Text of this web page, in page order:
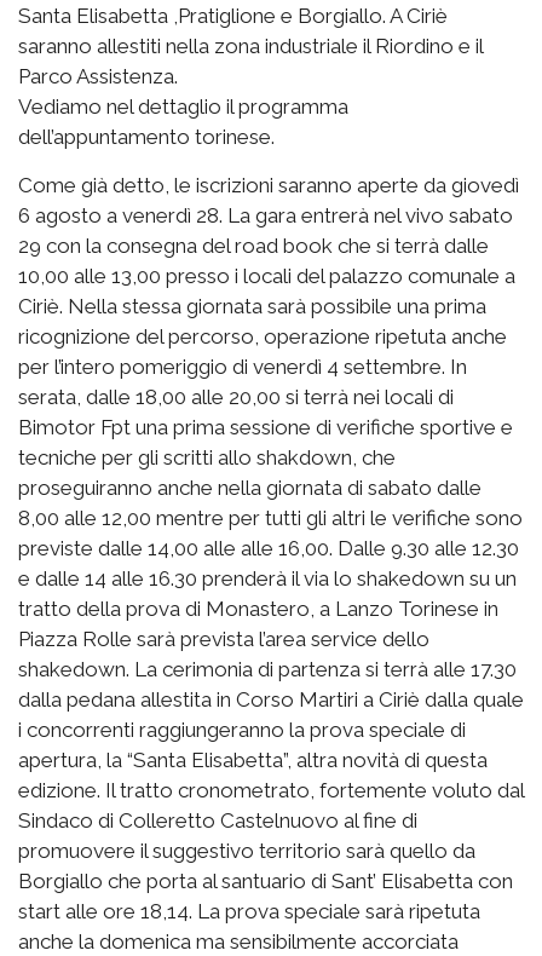
Santa Elisabetta ,Pratiglione e Borgiallo. A Ciriè
saranno allestiti nella zona industriale il Riordino e il
Parco Assistenza.
Vediamo nel dettaglio il programma
dell’appuntamento torinese.
Come già detto, le iscrizioni saranno aperte da giovedì
6 agosto a venerdì 28. La gara entrerà nel vivo sabato
29 con la consegna del road book che si terrà dalle
10,00 alle 13,00 presso i locali del palazzo comunale a
Ciriè. Nella stessa giornata sarà possibile una prima
ricognizione del percorso, operazione ripetuta anche
per l’intero pomeriggio di venerdì 4 settembre. In
serata, dalle 18,00 alle 20,00 si terrà nei locali di
Bimotor Fpt una prima sessione di verifiche sportive e
tecniche per gli scritti allo shakdown, che
proseguiranno anche nella giornata di sabato dalle
8,00 alle 12,00 mentre per tutti gli altri le verifiche sono
previste dalle 14,00 alle alle 16,00. Dalle 9.30 alle 12.30
e dalle 14 alle 16.30 prenderà il via lo shakedown su un
tratto della prova di Monastero, a Lanzo Torinese in
Piazza Rolle sarà prevista l’area service dello
shakedown. La cerimonia di partenza si terrà alle 17.30
dalla pedana allestita in Corso Martiri a Ciriè dalla quale
i concorrenti raggiungeranno la prova speciale di
apertura, la “Santa Elisabetta”, altra novità di questa
edizione. Il tratto cronometrato, fortemente voluto dal
Sindaco di Colleretto Castelnuovo al fine di
promuovere il suggestivo territorio sarà quello da
Borgiallo che porta al santuario di Sant’ Elisabetta con
start alle ore 18,14. La prova speciale sarà ripetuta
anche la domenica ma sensibilmente accorciata